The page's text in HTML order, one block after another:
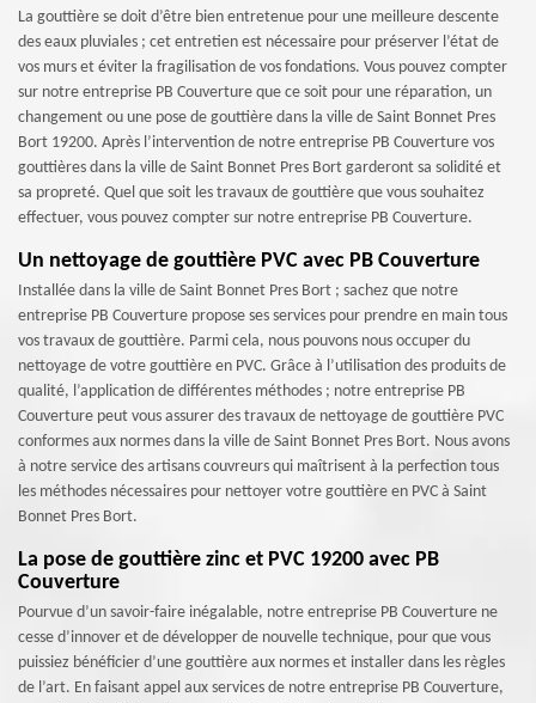
La gouttière se doit d’être bien entretenue pour une meilleure descente
des eaux pluviales ; cet entretien est nécessaire pour préserver l’état de
vos murs et éviter la fragilisation de vos fondations. Vous pouvez compter
sur notre entreprise PB Couverture que ce soit pour une réparation, un
changement ou une pose de gouttière dans la ville de Saint Bonnet Pres
Bort 19200. Après l’intervention de notre entreprise PB Couverture vos
gouttières dans la ville de Saint Bonnet Pres Bort garderont sa solidité et
sa propreté. Quel que soit les travaux de gouttière que vous souhaitez
effectuer, vous pouvez compter sur notre entreprise PB Couverture.
Un nettoyage de gouttière PVC avec PB Couverture
Installée dans la ville de Saint Bonnet Pres Bort ; sachez que notre
entreprise PB Couverture propose ses services pour prendre en main tous
vos travaux de gouttière. Parmi cela, nous pouvons nous occuper du
nettoyage de votre gouttière en PVC. Grâce à l’utilisation des produits de
qualité, l’application de différentes méthodes ; notre entreprise PB
Couverture peut vous assurer des travaux de nettoyage de gouttière PVC
conformes aux normes dans la ville de Saint Bonnet Pres Bort. Nous avons
à notre service des artisans couvreurs qui maîtrisent à la perfection tous
les méthodes nécessaires pour nettoyer votre gouttière en PVC à Saint
Bonnet Pres Bort.
La pose de gouttière zinc et PVC 19200 avec PB
Couverture
Pourvue d’un savoir-faire inégalable, notre entreprise PB Couverture ne
cesse d’innover et de développer de nouvelle technique, pour que vous
puissiez bénéficier d’une gouttière aux normes et installer dans les règles
de l’art. En faisant appel aux services de notre entreprise PB Couverture,